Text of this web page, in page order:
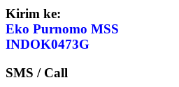
Kirim ke:
Eko Purnomo MSS
INDOK0473G
SMS / Call